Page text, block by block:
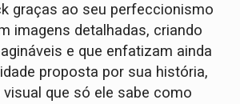
graças ao seu perfeccionismo
imagens detalhadas, criando
e que enfatizam ainda
proposta por sua história,
que só ele sabe como